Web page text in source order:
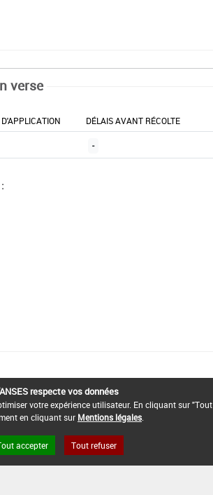
verse
DÉLAIS AVANT RÉCOLTE
-
respecte vos données
votre expérience utilisateur. En cliquant sur
en cliquant sur Mentions légales
accepter Tout refuser